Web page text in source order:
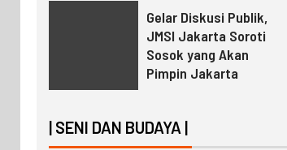
Gelar Diskusi Publik,
JMSI Jakarta Soroti
Sosok yang Akan
Pimpin Jakarta
| SENI DAN BUDAYA |